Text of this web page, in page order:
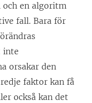
och en algoritm
fall. Bara för
inte
orsakar den
faktor kan få
också kan det